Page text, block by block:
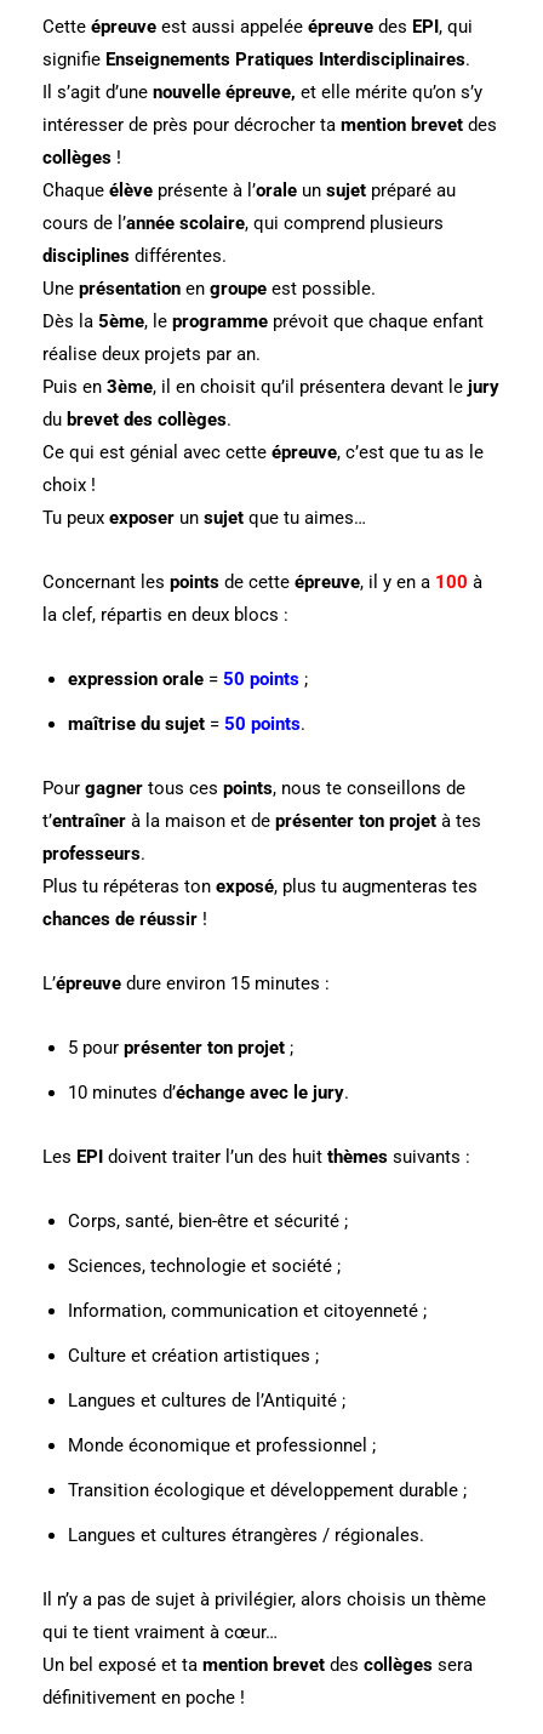
Cette épreuve est aussi appelée épreuve des EPI, qui
signifie Enseignements Pratiques Interdisciplinaires.
Il s’agit d’une nouvelle épreuve, et elle mérite qu’on s’y
intéresser de près pour décrocher ta mention brevet des
collèges !
Chaque élève présente à l’orale un sujet préparé au
cours de l’année scolaire, qui comprend plusieurs
disciplines différentes.
Une présentation en groupe est possible.
Dès la 5ème, le programme prévoit que chaque enfant
réalise deux projets par an.
Puis en 3ème, il en choisit qu’il présentera devant le jury
du brevet des collèges.
Ce qui est génial avec cette épreuve, c’est que tu as le
choix !
Tu peux exposer un sujet que tu aimes…
Concernant les points de cette épreuve, il y en a 100 à
la clef, répartis en deux blocs :
expression orale = 50 points ;
maîtrise du sujet = 50 points.
Pour gagner tous ces points, nous te conseillons de
t’entraîner à la maison et de présenter ton projet à tes
professeurs.
Plus tu répéteras ton exposé, plus tu augmenteras tes
chances de réussir !
L’épreuve dure environ 15 minutes :
5 pour présenter ton projet ;
10 minutes d’échange avec le jury.
Les EPI doivent traiter l’un des huit thèmes suivants :
Corps, santé, bien-être et sécurité ;
Sciences, technologie et société ;
Information, communication et citoyenneté ;
Culture et création artistiques ;
Langues et cultures de l’Antiquité ;
Monde économique et professionnel ;
Transition écologique et développement durable ;
Langues et cultures étrangères / régionales.
Il n’y a pas de sujet à privilégier, alors choisis un thème
qui te tient vraiment à cœur…
Un bel exposé et ta mention brevet des collèges sera
définitivement en poche !